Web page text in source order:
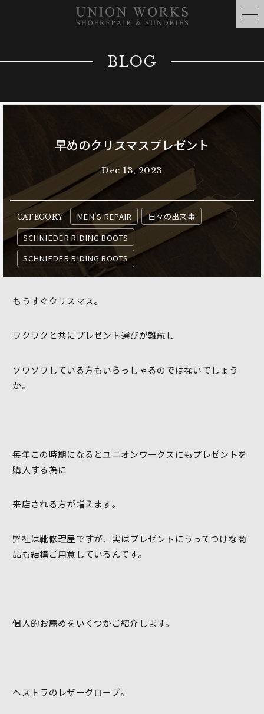
BLOG
早めのクリスマスプレゼント
Dec 13, 2023
CATEGORY MEN'S REPAIR
日々の出来事
SCHNIEDER RIDING BOOTS
SCHNIEDER RIDING BOOTS
もうすぐクリスマス。
ワクワクと共にプレゼント選びが難航し
ソワソワしている方もいらっしゃるのではないでしょう
か。
毎年この時期になるとユニオンワークスにもプレゼントを
購入する為に
来店される方が増えます。
弊社は靴修理屋ですが、実はプレゼントにうってつけな商
品も結構ご用意しているんです。
個人的お薦めをいくつかご紹介します。
ヘストラのレザーグローブ。